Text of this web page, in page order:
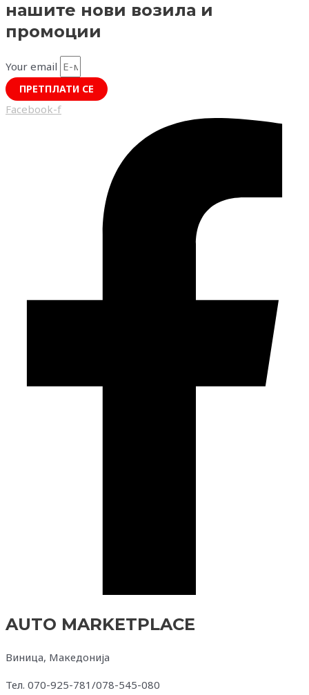
нашите нови возила и
промоции
Your email
ПРЕТПЛАТИ СЕ
Facebook-f
AUTO MARKETPLACE
Виница, Македонија
Тел. 070-925-781/078-545-080